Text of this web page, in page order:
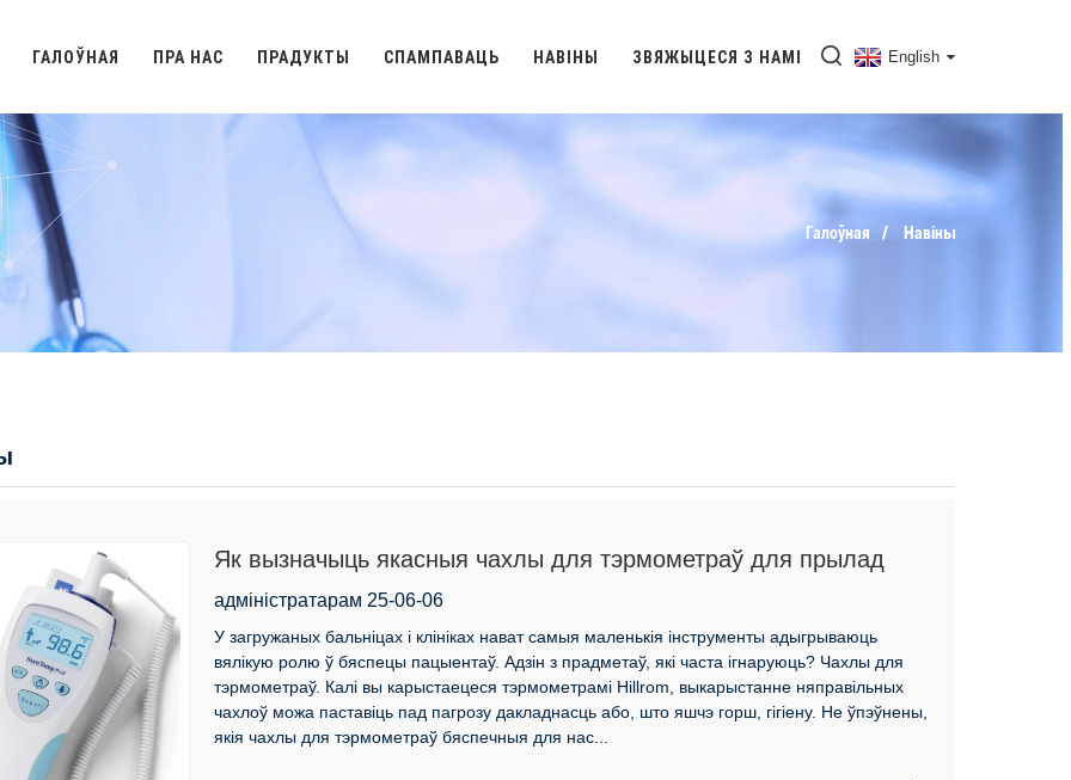
ГАЛОЎНАЯ ПРА НАС ПРАДУКТЫ СПАМПАВАЦЬ НАВІНЫ ЗВЯЖЫЦЕСЯ З НАМІ English
Галоўная Навіны
Як вызначыць якасныя чахлы для тэрмометраў для прылад
Hillrom
адміністратарам 25-06-06
У загружаных бальніцах і клініках нават самыя маленькія інструменты адыгрываюць
вялікую ролю ў бяспецы пацыентаў. Адзін з прадметаў, які часта ігнаруюць? Чахлы для
тэрмометраў. Калі вы карыстаецеся тэрмометрамі Hillrom, выкарыстанне няправільных
чахлоў можа паставіць пад пагрозу дакладнасць або, што яшчэ горш, гігіену. Не ўпэўнены,
якія чахлы для тэрмометраў бяспечныя для нас...